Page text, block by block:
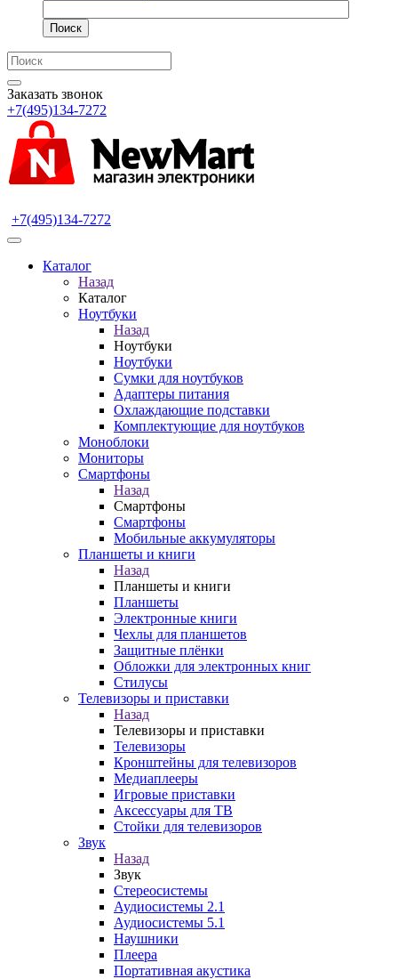
Поиск
Заказать звонок
+7(495)134-7272
+7(495)134-7272
Каталог
Назад
Каталог
Ноутбуки
Назад
Ноутбуки
Ноутбуки
Сумки для ноутбуков
Адаптеры питания
Охлаждающие подставки
Комплектующие для ноутбуков
Моноблоки
Мониторы
Смартфоны
Назад
Смартфоны
Смартфоны
Мобильные аккумуляторы
Планшеты и книги
Назад
Планшеты и книги
Планшеты
Электронные книги
Чехлы для планшетов
Защитные плёнки
Обложки для электронных книг
Стилусы
Телевизоры и приставки
Назад
Телевизоры и приставки
Телевизоры
Кронштейны для телевизоров
Медиаплееры
Игровые приставки
Аксессуары для ТВ
Стойки для телевизоров
Звук
Назад
Звук
Стереосистемы
Аудиосистемы 2.1
Аудиосистемы 5.1
Наушники
Плеера
Портативная акустика